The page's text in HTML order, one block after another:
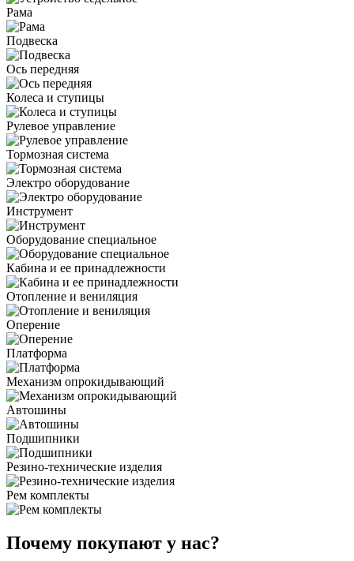
Рама
Подвеска
Ось передняя
Колеса и ступицы
Рулевое управление
Тормозная система
Электро оборудование
Инструмент
Оборудование специальное
Кабина и ее принадлежности
Отопление и вениляция
Оперение
Платформа
Механизм опрокидывающий
Автошины
Подшипники
Резино-технические изделия
Рем комплекты
Почему покупают у нас?